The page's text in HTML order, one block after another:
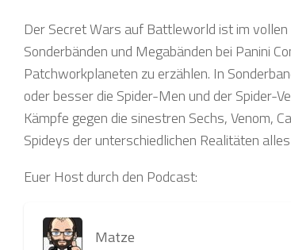
Der Secret Wars auf Battleworld ist im
Sonderbänden und Megabänden bei Panini
Patchworkplaneten zu erzählen. In
oder besser die Spider-Men und der Spider-
Kämpfe gegen die sinestren Sechs, Venom,
Spideys der unterschiedlichen Realitäten
Euer Host durch den Podcast:
Matze